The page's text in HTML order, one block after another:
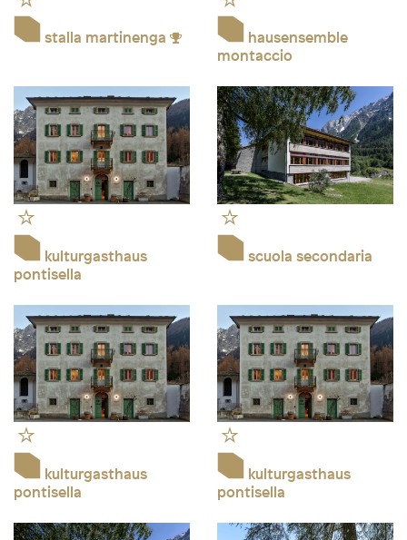
stalla martinenga
hausensemble
montaccio
kulturgasthaus
pontisella
scuola secondaria
kulturgasthaus
pontisella
kulturgasthaus
pontisella